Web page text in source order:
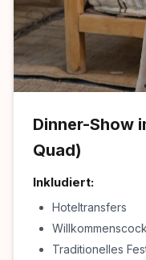
Dinner-Show
Quad)
Inkludiert:
Hoteltransfers
Traditionelles